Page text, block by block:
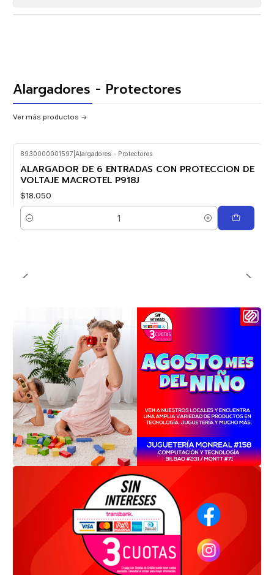
Alargadores - Protectores
Ver más productos
8930000001597 Alargadores - Protectores
ALARGADOR DE 6 ENTRADAS CON PROTECCION DE
VOLTAJE MACROTEL P918J
$18.050
Cantidad